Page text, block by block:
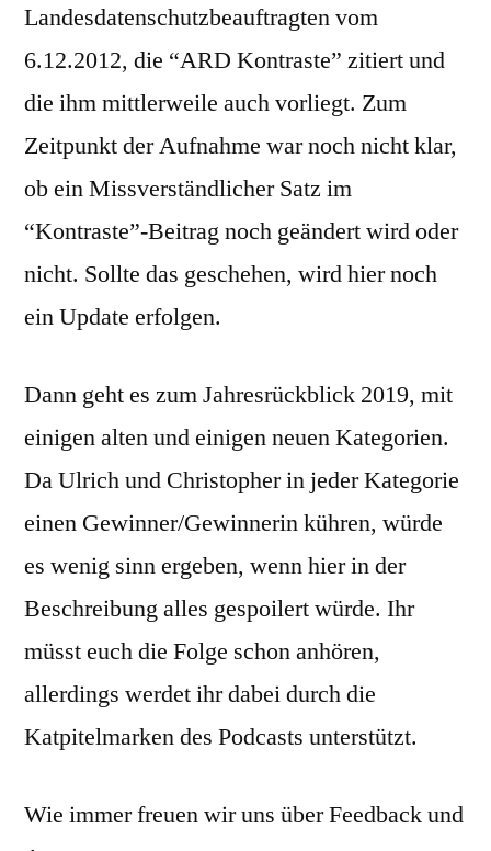
Landesdatenschutzbeauftragten vom
6.12.2012, die “ARD Kontraste” zitiert und
die ihm mittlerweile auch vorliegt. Zum
Zeitpunkt der Aufnahme war noch nicht klar,
ob ein Missverständlicher Satz im
“Kontraste”-Beitrag noch geändert wird oder
nicht. Sollte das geschehen, wird hier noch
ein Update erfolgen.
Dann geht es zum Jahresrückblick 2019, mit
einigen alten und einigen neuen Kategorien.
Da Ulrich und Christopher in jeder Kategorie
einen Gewinner/Gewinnerin kühren, würde
es wenig sinn ergeben, wenn hier in der
Beschreibung alles gespoilert würde. Ihr
müsst euch die Folge schon anhören,
allerdings werdet ihr dabei durch die
Katpitelmarken des Podcasts unterstützt.
Wie immer freuen wir uns über Feedback und